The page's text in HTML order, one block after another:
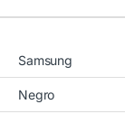
Samsung
Negro